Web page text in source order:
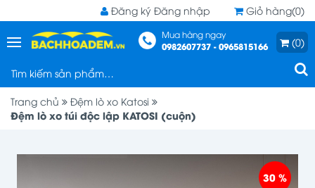
Đăng ký Đăng nhập Giỏ hàng(0)
Mua hàng ngay
0982607737 - 0965815166
(0)
Trang chủ Đệm lò xo Katosi
Đệm lò xo túi độc lập KATOSI (cuộn)
30 %